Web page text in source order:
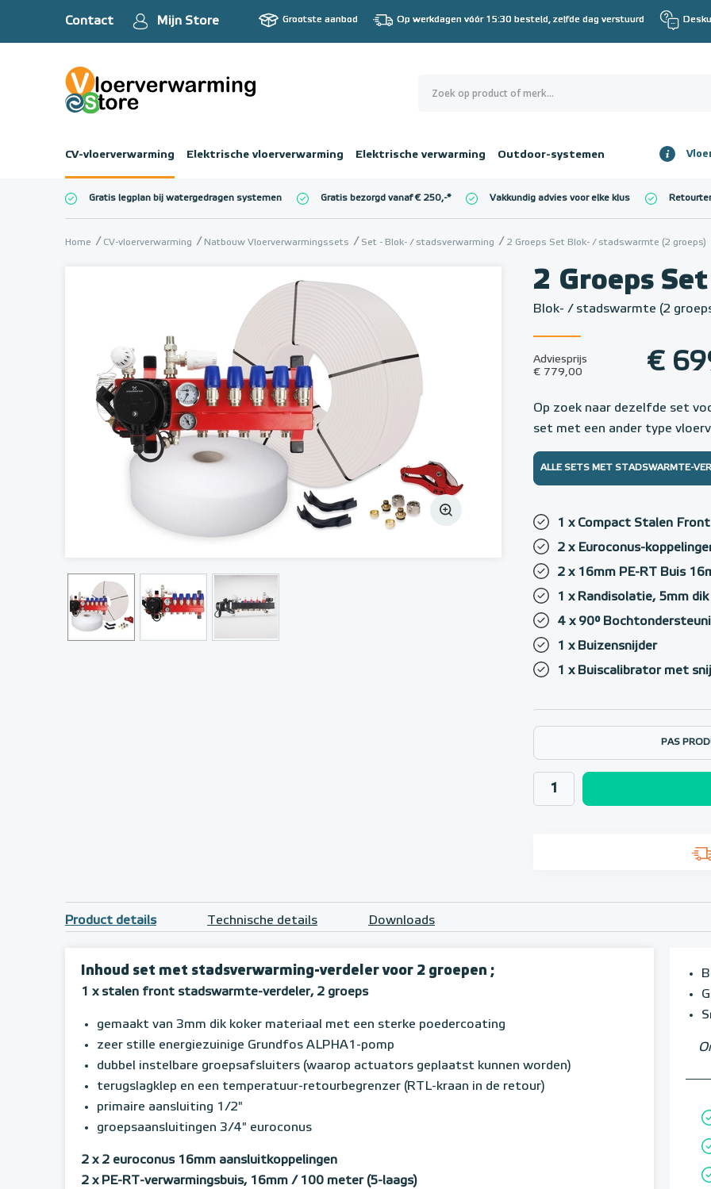
Contact Mijn Store Grootste aanbod Op werkdagen vóór 15:30 besteld, zelfde dag verstuurd
CV-vloerverwarming Elektrische vloerverwarming Elektrische verwarming Outdoor-systemen
€ 0,00
Gratis legplan bij watergedragen systemen Gratis bezorgd vanaf € 250,-* Vakkundig advies voor elke klus
Home CV-vloerverwarming Natbouw Vloerverwarmingssets Set - Blok- / stadsverwarming 2 Groeps Set Blok- / stadswarmte (2 groeps)
2 Groeps Set
Blok- / stadswarmte (2
Adviesprijs
€ 779,00
€
Op zoek naar dezelfde set
set met een ander type
ALLE SETS MET STADSWARMTE-
1 x Compact Stalen
2 x Euroconus-
2 x 16mm PE-RT Buis
1 x Randisolatie, 5mm
4 x 90°
1 x Buizensnijder
1 x Buiscalibrator met
PAS
Product details Technische details Downloads
Inhoud set met stadsverwarming-verdeler voor 2 groepen ;
1 x stalen front stadswarmte-verdeler, 2 groeps
gemaakt van 3mm dik koker materiaal met een sterke poedercoating
zeer stille energiezuinige Grundfos ALPHA1-pomp
dubbel instelbare groepsafsluiters (waarop actuators geplaatst kunnen worden)
terugslagklep en een temperatuur-retourbegrenzer (RTL-kraan in de retour)
primaire aansluiting 1/2"
groepsaansluitingen 3/4" euroconus
2 x 2 euroconus 16mm aansluitkoppelingen
2 x PE-RT-verwarmingsbuis, 16mm / 100 meter (5-laags)